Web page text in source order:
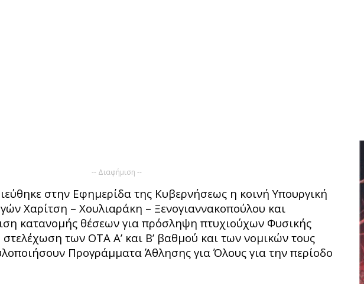
-- Διαφήμιση --
στην Εφημερίδα της Κυβερνήσεως η κοινή Υπουργική
Χαρίτση – Χουλιαράκη – Ξενογιαννακοπούλου και
κατανομής θέσεων για πρόσληψη πτυχιούχων Φυσικής
των ΟΤΑ Α’ και Β’ βαθμού και των νομικών τους
Προγράμματα Άθλησης για Όλους για την περίοδο